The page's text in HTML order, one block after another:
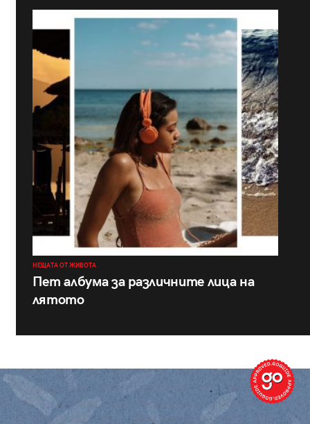
НЕЩАТА ОТ ЖИВОТА
Пет албума за различните лица на
лятото